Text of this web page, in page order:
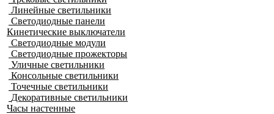
Линейные светильники
Светодиодные панели
Кинетические выключатели
Светодиодные модули
Светодиодные прожекторы
Уличные светильники
Консольные светильники
Точечные светильники
Декоративные светильники
Часы настенные